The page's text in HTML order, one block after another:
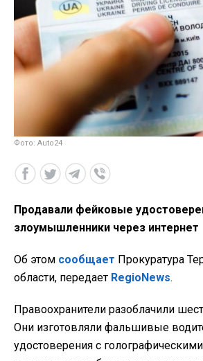
Фото: Auto24
Продавали фейковые
злоумышленники через интернет
Об этом сообщает Прокуратура
области, передает RegioNews.
Правоохранители разоблачили
Они изготовляли фальшивые
удостоверения с